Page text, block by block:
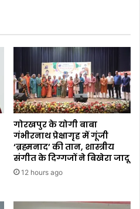
गोरखपुर के योगी बाबा
गंभीरनाथ प्रेक्षागृह में गूंजी
‘ब्रह्मनाद’ की तान, शास्त्रीय
संगीत के दिग्गजों ने बिखेरा जादू
12 hours ago